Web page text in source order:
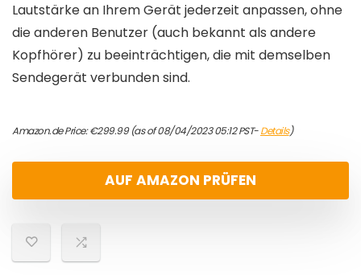
Lautstärke an Ihrem Gerät jederzeit anpassen, ohne
die anderen Benutzer (auch bekannt als andere
Kopfhörer) zu beeinträchtigen, die mit demselben
Sendegerät verbunden sind.
Amazon.de Price:€299.99(as of 08/04/2023 05:12 PST-Details)
AUF AMAZON PRÜFEN